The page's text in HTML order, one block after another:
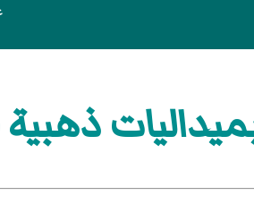
ذهبية